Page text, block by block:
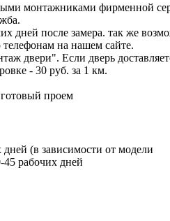
монтажниками фирменной
дней после замера. так же
на нашем сайте.
двери". Если дверь
- 30 руб. за 1 км.
проем
(в зависимости от модели
45 рабочих дней